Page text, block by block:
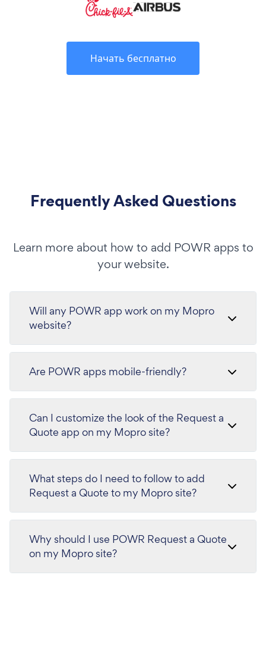
Начать бесплатно
Frequently Asked Questions
Learn more about how to add POWR apps to
your website.
Will any POWR app work on my Mopro
website?
Are POWR apps mobile-friendly?
Can I customize the look of the Request a
Quote app on my Mopro site?
What steps do I need to follow to add
Request a Quote to my Mopro site?
Why should I use POWR Request a Quote
on my Mopro site?